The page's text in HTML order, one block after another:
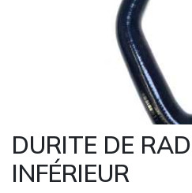
DURITE DE
INFÉRIEUR